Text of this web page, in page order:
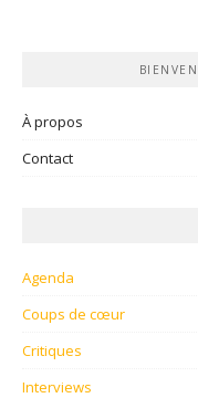
À propos
Contact
Agenda
Coups de cœur
Critiques
Interviews